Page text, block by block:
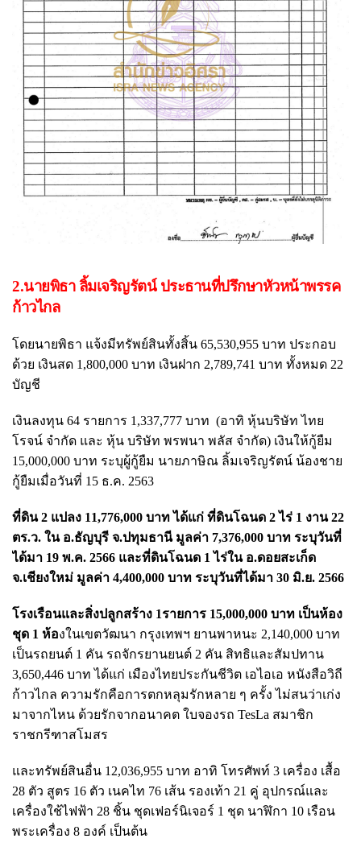
2.นายพิธา ลิ้มเจริญรัตน์ ประธานที่ปรึกษาหัวหน้าพรรค
ก้าวไกล
โดยนายพิธา แจ้งมีทรัพย์สินทั้งสิ้น 65,530,955 บาท ประกอบ
ด้วย เงินสด 1,800,000 บาท เงินฝาก 2,789,741 บาท ทั้งหมด 22
บัญชี
เงินลงทุน 64 รายการ 1,337,777 บาท (อาทิ หุ้นบริษัท ไทย
โรจน์ จำกัด และ หุ้น บริษัท พรพนา พลัส จำกัด) เงินให้กู้ยืม
15,000,000 บาท ระบุผู้กู้ยืม นายภาษิณ ลิ้มเจริญรัตน์ น้องชาย
กู้ยืมเมื่อวันที่ 15 ธ.ค. 2563
ที่ดิน 2 แปลง 11,776,000 บาท ได้แก่ ที่ดินโฉนด 2 ไร่ 1 งาน 22
ตร.ว. ใน อ.ธัญบุรี จ.ปทุมธานี มูลค่า 7,376,000 บาท ระบุวันที่
ได้มา 19 พ.ค. 2566 และที่ดินโฉนด 1 ไร่ใน อ.ดอยสะเก็ด
จ.เชียงใหม่ มูลค่า 4,400,000 บาท ระบุวันที่ได้มา 30 มิ.ย. 2566
โรงเรือนและสิ่งปลูกสร้าง 1รายการ 15,000,000 บาท เป็นห้อง
ชุด 1 ห้องในเขตวัฒนา กรุงเทพฯ ยานพาหนะ 2,140,000 บาท
เป็นรถยนต์ 1 คัน รถจักรยานยนต์ 2 คัน สิทธิและสัมปทาน
3,650,446 บาท ได้แก่ เมืองไทยประกันชีวิต เอไอเอ หนังสือวิถี
ก้าวไกล ความรักคือการตกหลุมรักหลาย ๆ ครั้ง ไม่สนว่าเก่ง
มาจากไหน ด้วยรักจากอนาคต ใบจองรถ TesLa สมาชิก
ราชกรีฑาสโมสร
และทรัพย์สินอื่น 12,036,955 บาท อาทิ โทรศัพท์ 3 เครื่อง เสื้อ
28 ตัว สูตร 16 ตัว เนคไท 76 เส้น รองเท้า 21 คู่ อุปกรณ์และ
เครื่องใช้ไฟฟ้า 28 ชิ้น ชุดเฟอร์นิเจอร์ 1 ชุด นาฬิกา 10 เรือน
พระเครื่อง 8 องค์ เป็นต้น